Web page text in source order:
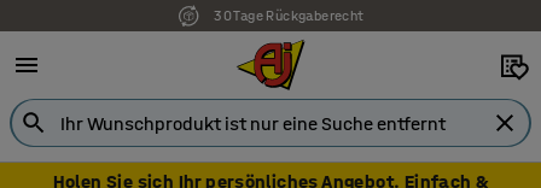
30 Tage Rückgaberecht
Holen Sie sich Ihr persönliches Angebot. Einfach &